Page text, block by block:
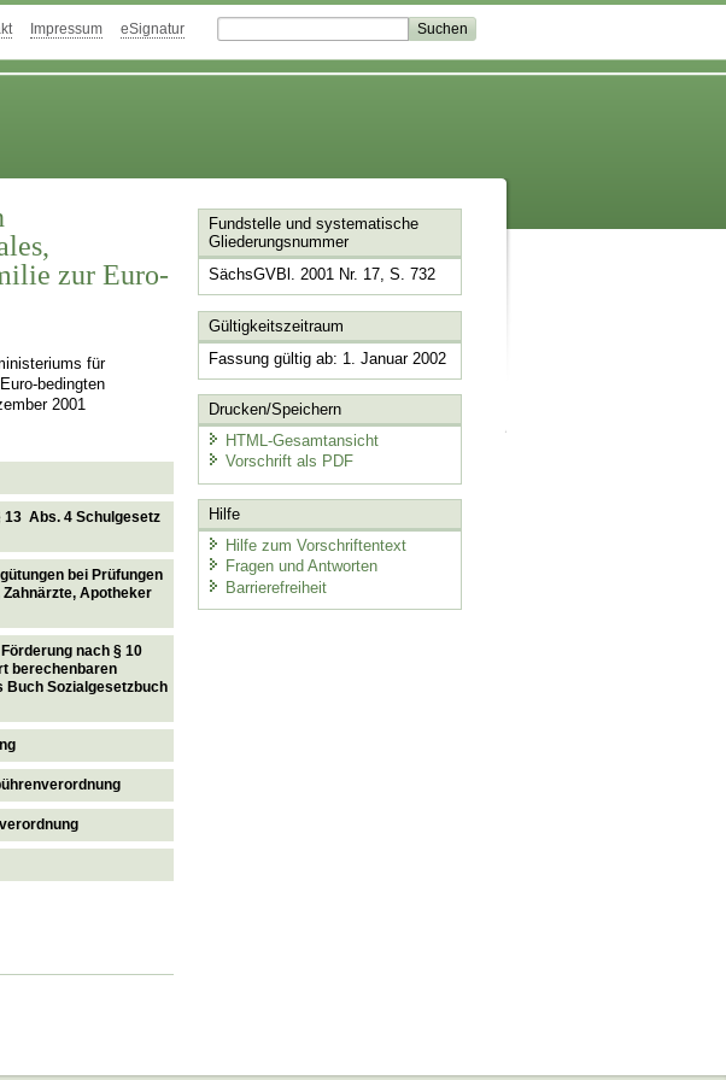
Impressum eSignatur
zur Euro-
für
bedingten
2001
13 Abs. 4 Schulgesetz
bei Prüfungen
Apotheker
nach § 10
berechenbaren
Buch Sozialgesetzbuch
Fundstelle und systematische
Gliederungsnummer
SächsGVBl. 2001 Nr. 17, S. 732
Gültigkeitszeitraum
Fassung gültig ab: 1. Januar 2002
Drucken/Speichern
HTML-Gesamtansicht
Vorschrift als PDF
Hilfe
Hilfe zum Vorschriftentext
Fragen und Antworten
Barrierefreiheit